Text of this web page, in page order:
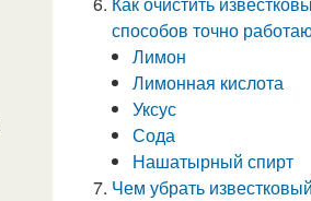
способов точно
Лимон
Лимонная кислота
Уксус
Сода
Нашатырный спирт
Чем убрать